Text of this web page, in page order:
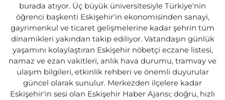
burada atıyor. Üç büyük üniversitesiyle Türkiye'nin
öğrenci başkenti Eskişehir'in ekonomisinden sanayi,
gayrimenkul ve ticaret gelişmelerine kadar şehrin tüm
dinamikleri yakından takip ediliyor. Vatandaşın günlük
yaşamını kolaylaştıran Eskişehir nöbetçi eczane listesi,
namaz ve ezan vakitleri, anlık hava durumu, tramvay ve
ulaşım bilgileri, etkinlik rehberi ve önemli duyurular
güncel olarak sunulur. Merkezden ilçelere kadar
Eskişehir'in sesi olan Eskişehir Haber Ajansı; doğru, hızlı